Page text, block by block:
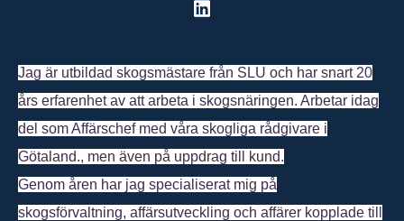
Jag är utbildad skogsmästare från SLU och har snart 20
års erfarenhet av att arbeta i skogsnäringen. Arbetar idag
del som Affärschef med våra skogliga rådgivare i
Götaland., men även på uppdrag till kund.
Genom åren har jag specialiserat mig på
skogsförvaltning, affärsutveckling och affärer kopplade till